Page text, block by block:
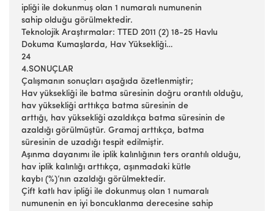
ipliği ile dokunmuş olan 1 numaralı numunenin
sahip olduğu görülmektedir.
Teknolojik Araştırmalar: TTED 2011 (2) 18-25 Havlu
Dokuma Kumaşlarda, Hav Yüksekliği…
24
4.SONUÇLAR
Çalışmanın sonuçları aşağıda özetlenmiştir;
Hav yüksekliği ile batma süresinin doğru orantılı olduğu,
hav yüksekliği arttıkça batma süresinin de
arttığı, hav yüksekliği azaldıkça batma süresinin de
azaldığı görülmüştür. Gramaj arttıkça, batma
süresinin de uzadığı tespit edilmiştir.
Aşınma dayanımı ile iplik kalınlığının ters orantılı olduğu,
hav iplik kalınlığı arttıkça, aşınmadaki kütle
kaybı (%)’nın azaldığı görülmektedir.
Çift katlı hav ipliği ile dokunmuş olan 1 numaralı
numunenin en iyi boncuklanma derecesine sahip